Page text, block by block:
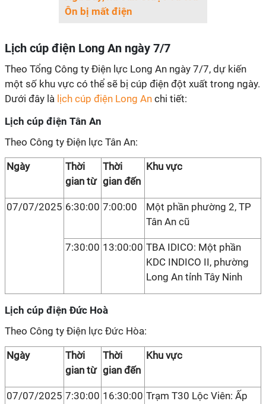
Ôn bị mất điện
Lịch cúp điện Long An ngày 7/7
Theo Tổng Công ty Điện lực Long An ngày 7/7, dự kiến
một số khu vực có thể sẽ bị cúp điện đột xuất trong ngày.
Dưới đây là lịch cúp điện Long An chi tiết:
Lịch cúp điện Tân An
Theo Công ty Điện lực Tân An:
Ngày
Thời
gian từ
Thời
gian đến
Khu vực
07/07/2025 6:30:00 7:00:00
Một phần phường 2, TP
Tân An cũ
7:30:00 13:00:00 TBA IDICO: Một phần
KDC INDICO II, phường
Long An tỉnh Tây Ninh
Lịch cúp điện Đức Hoà
Theo Công ty Điện lực Đức Hòa:
Ngày
Thời
gian từ
Thời
gian đến
Khu vực
07/07/2025 7:30:00 16:30:00 Trạm T30 Lộc Viên: Ấp